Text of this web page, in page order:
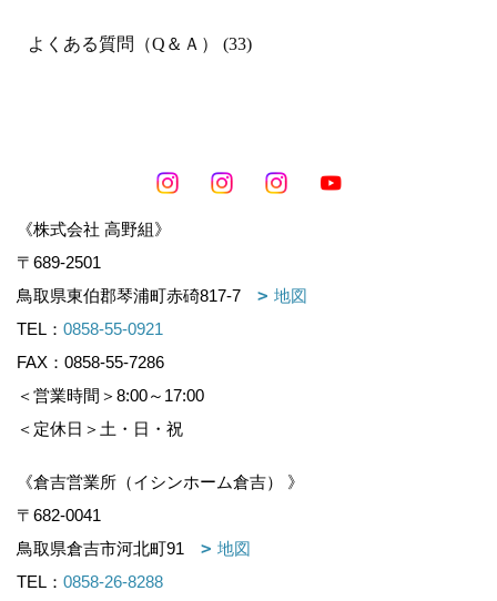
よくある質問（Q＆Ａ） (33)
《株式会社 高野組》
〒689-2501
鳥取県東伯郡琴浦町赤碕817-7
地図
TEL： 0858-55-0921
FAX：0858-55-7286
＜営業時間＞8:00～17:00
＜定休日＞土・日・祝
《倉吉営業所（イシンホーム倉吉） 》
〒682-0041
鳥取県倉吉市河北町91
地図
TEL： 0858-26-8288